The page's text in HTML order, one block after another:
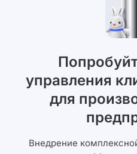
управления
для
Внедрение